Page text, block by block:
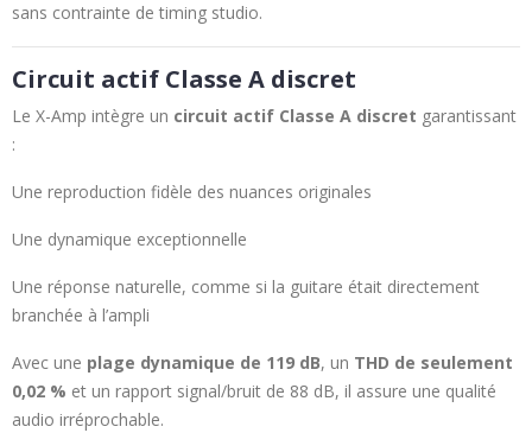
sans contrainte de timing studio.
Circuit actif Classe A discret
Le X-Amp intègre un circuit actif Classe A discret garantissant
:
Une reproduction fidèle des nuances originales
Une dynamique exceptionnelle
Une réponse naturelle, comme si la guitare était directement
branchée à l’ampli
Avec une plage dynamique de 119 dB, un THD de seulement
0,02 % et un rapport signal/bruit de 88 dB, il assure une qualité
audio irréprochable.